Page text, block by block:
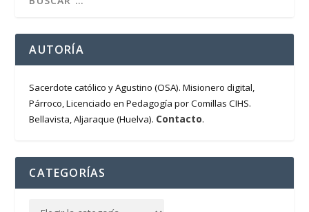
AUTORÍA
Sacerdote católico y Agustino (OSA). Misionero digital,
Párroco, Licenciado en Pedagogía por Comillas CIHS.
Bellavista, Aljaraque (Huelva). Contacto.
CATEGORÍAS